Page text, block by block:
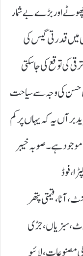
اور بڑے بے شمار
میں قدرتی گیس کی
کی توقع کی جا سکتی
حسن کی وجہ سے سیاحت
برآں یہ کہ یہاں پرکم
ہے۔صوبہ خیبر
،فوڈ
پتھر
سبزیاں، جڑی